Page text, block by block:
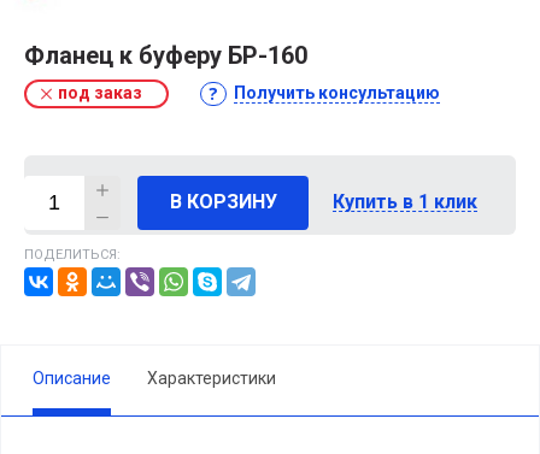
Фланец к буферу БР-160
под заказ Получить консультацию
В КОРЗИНУ Купить в 1 клик
ПОДЕЛИТЬСЯ:
Описание Характеристики